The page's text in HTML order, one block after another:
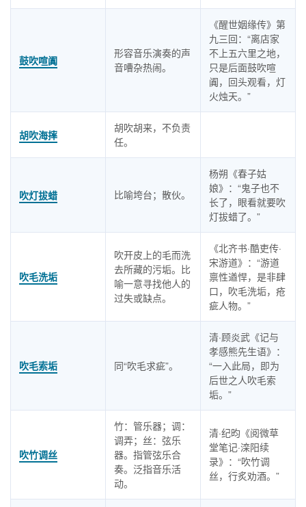
鼓吹喧阗
形容音乐演奏的声
音嘈杂热闹。
《醒世姻缘传》第
九三回：“离店家
不上五六里之地，
只是后面鼓吹喧
阗，回头观看，灯
火烛天。”
胡吹海摔
胡吹胡来，不负责
任。
吹灯拔蜡 比喻垮台；散伙。
杨朔《春子姑
娘》：“鬼子也不
长了，眼看就要吹
灯拔蜡了。”
吹毛洗垢
吹开皮上的毛而洗
去所藏的污垢。比
喻一意寻找他人的
过失或缺点。
《北齐书·酷吏传·
宋游道》：“游道
禀性遒悍，是非肆
口，吹毛洗垢，疮
疵人物。”
吹毛索垢 同“吹毛求疵”。
清·顾炎武《记与
孝感熊先生语》：
“一入此局，即为
后世之人吹毛索
垢。”
吹竹调丝
竹：管乐器；调：
调弄；丝：弦乐
器。指管弦乐合
奏。泛指音乐活
动。
清·纪昀《阅微草
堂笔记·滦阳续
录》：“吹竹调
丝，行炙劝酒。”